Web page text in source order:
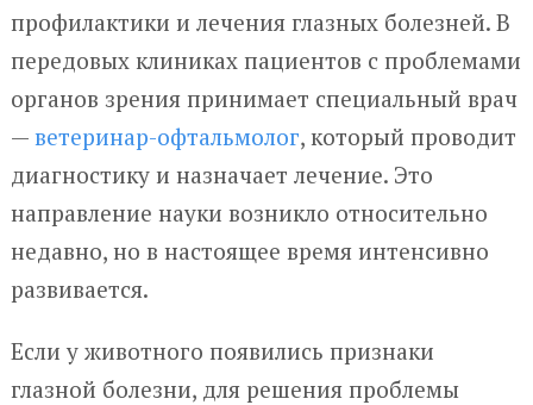
профилактики и лечения глазных болезней. В
передовых клиниках пациентов с проблемами
органов зрения принимает специальный врач
— ветеринар-офтальмолог, который проводит
диагностику и назначает лечение. Это
направление науки возникло относительно
недавно, но в настоящее время интенсивно
развивается.
Если у животного появились признаки
глазной болезни, для решения проблемы